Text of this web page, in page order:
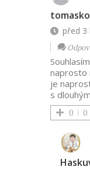
před 3
naprosto
je
s
0 0